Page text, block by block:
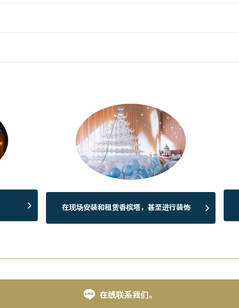
在现场安装和租赁香槟塔，甚至进行装饰
在线联系我们。